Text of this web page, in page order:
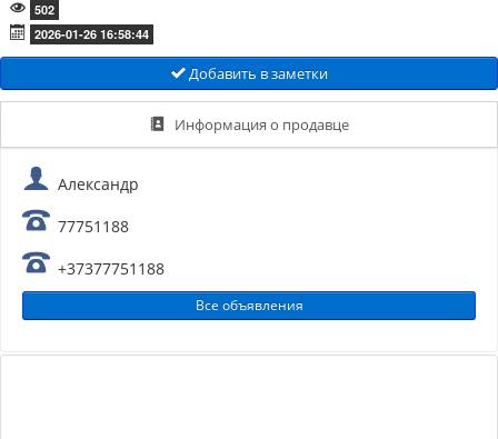
502
2026-01-26 16:58:44
Добавить в заметки
Информация о продавце
Александр
77751188
+37377751188
Все объявления